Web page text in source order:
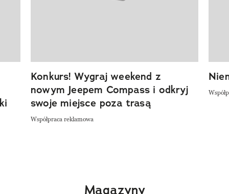
Konkurs! Wygraj weekend z
nowym Jeepem Compass i odkryj
swoje miejsce poza trasą
Współpraca reklamowa
Magazyny